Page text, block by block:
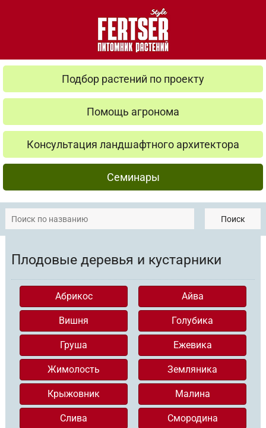
Подбор растений по проекту
Помощь агронома
Консультация ландшафтного архитектора
Семинары
Поиск
Плодовые деревья и кустарники
Абрикос Айва
Вишня Голубика
Груша Ежевика
Жимолость Земляника
Крыжовник Малина
Слива Смородина